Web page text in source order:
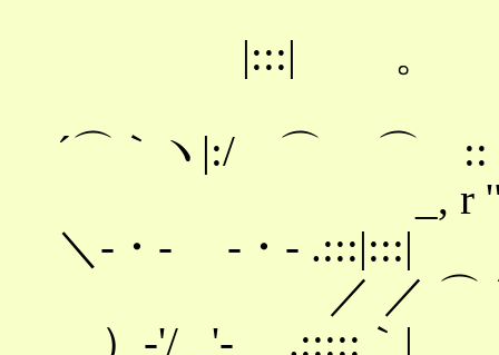
|:::| 。
´⌒｀ヽ|:/ ⌒ ⌒ ::
_, r '"
＼-・‐ -・‐ .:::|:::|
／ ／ ⌒｀´⌒
）-'/ _'- .:::::｀|